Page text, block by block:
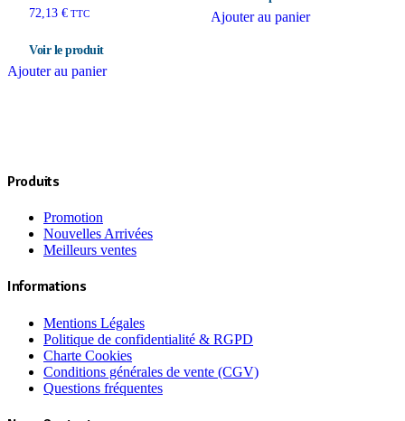
72,13 € TTC
Ajouter au panier
Ajouter au panier
Produits
Promotion
Nouvelles Arrivées
Meilleurs ventes
Informations
Mentions Légales
Politique de confidentialité & RGPD
Charte Cookies
Conditions générales de vente (CGV)
Questions fréquentes